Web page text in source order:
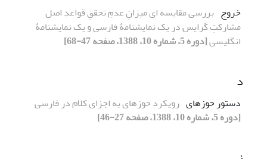
خروج بررسی مقایسه ای میزانِ عدمِ تحققِ قواعدِ اصلِ
مشارکتِ گرایس در یک نمایشنامۀ فارسی و یک نمایشنامۀ
انگلیسی[دوره 5، شماره 10، 1388، صفحه 47-68]
د
دستور حوزهای رویکردِ حوزهای به اجزای کلام در فارسی
[دوره 5، شماره 10، 1388، صفحه 27-46]